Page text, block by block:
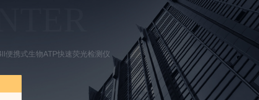
便携式生物ATP快速荧光检测仪